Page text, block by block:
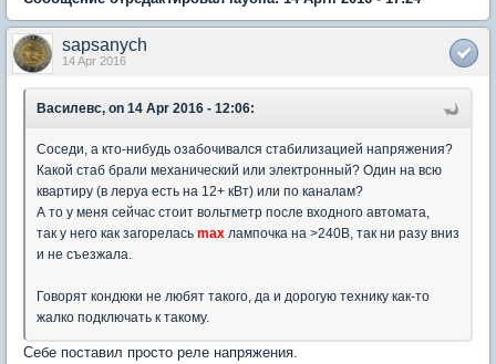
sapsanych
14 Apr 2016
Василевс, on 14 Apr 2016 - 12:06:
Соседи, а кто-нибудь озабочивался стабилизацией напряжения?
Какой стаб брали механический или электронный? Один на всю
квартиру (в леруа есть на 12+ кВт) или по каналам?
А то у меня сейчас стоит вольтметр после входного автомата,
так у него как загорелась max лампочка на >240В, так ни разу вниз
и не съезжала.
Говорят кондюки не любят такого, да и дорогую технику как-то
жалко подключать к такому.
Себе поставил просто реле напряжения.